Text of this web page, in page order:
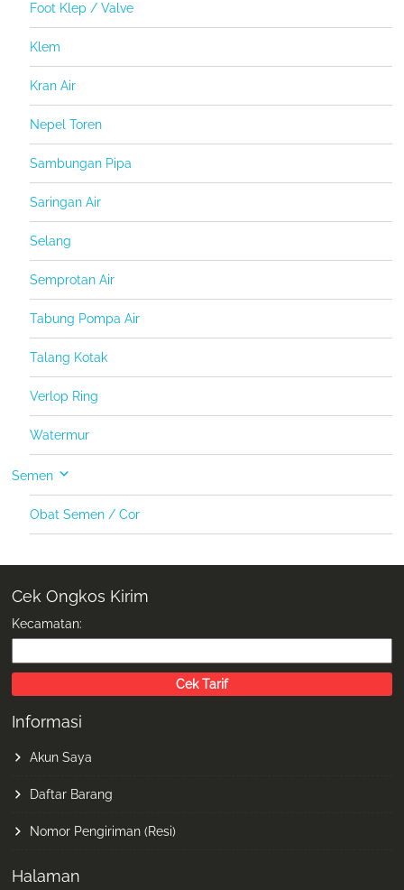
Foot Klep / Valve
Klem
Kran Air
Nepel Toren
Sambungan Pipa
Saringan Air
Selang
Semprotan Air
Tabung Pompa Air
Talang Kotak
Verlop Ring
Watermur
Semen
Obat Semen / Cor
Cek Ongkos Kirim
Kecamatan:
Informasi
Akun Saya
Daftar Barang
Nomor Pengiriman (Resi)
Halaman